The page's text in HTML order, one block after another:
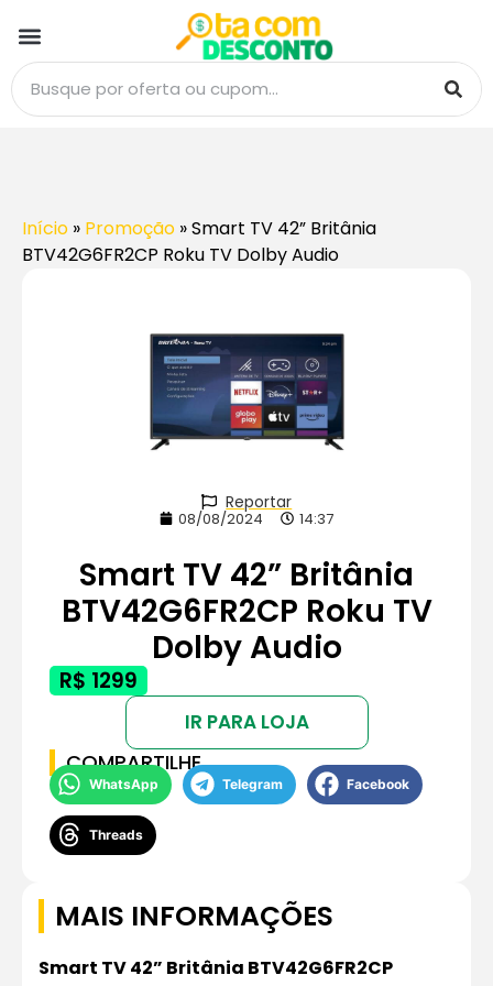
Início » Promoção »Smart TV 42” Britânia
BTV42G6FR2CP Roku TV Dolby Audio
Reportar
08/08/2024 14:37
Smart TV 42” Britânia
BTV42G6FR2CP Roku TV
Dolby Audio
R$ 1299
IR PARA LOJA
COMPARTILHE
WhatsApp Telegram Facebook
Threads
MAIS INFORMAÇÕES
Smart TV 42” Britânia BTV42G6FR2CP